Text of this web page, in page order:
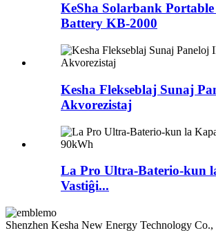
KeSha Solarbank
Battery KB-2000
Kesha Flekseblaj Sunaj
Akvorezistaj
La Pro Ultra-Baterio-kun
Vastiĝi...
Shenzhen Kesha New Energy Technology